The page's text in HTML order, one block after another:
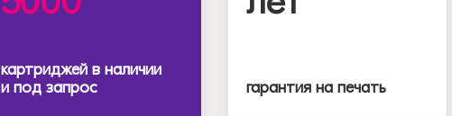
картриджей в наличии
и под запрос
гарантия на печать